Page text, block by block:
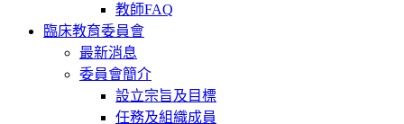
教師FAQ
臨床教育委員會
最新消息
委員會簡介
設立宗旨及目標
任務及組織成員